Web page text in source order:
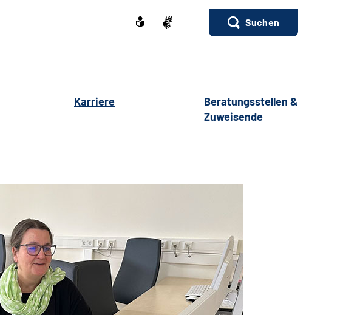
Suchen
Karriere
Beratungsstellen &
Zuweisende